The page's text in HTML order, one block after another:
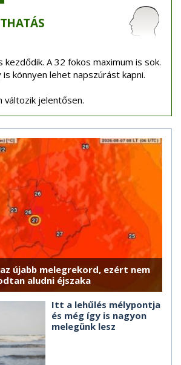
kezdődik. A 32 fokos maximum is sok.
is könnyen lehet napszúrást kapni.
változik jelentősen.
újabb melegrekord, ezért nem
aludni éjszaka
Itt a lehűlés mélypontja
és még így is nagyon
melegünk lesz